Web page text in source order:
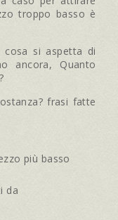
troppo basso è
si aspetta di
ancora, Quanto
frasi fatte
più basso
da